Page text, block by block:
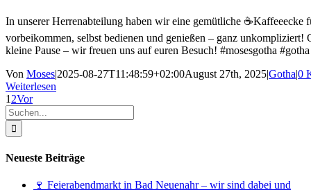
In unserer Herrenabteilung haben wir eine gemütliche ☕Kaffeeecke
vorbeikommen, selbst bedienen und genießen – ganz unkompliziert!
kleine Pause – wir freuen uns auf euren Besuch! #mosesgotha
Von Moses|2025-08-27T11:48:59+02:00August 27th, 2025|Gotha|0
Weiterlesen
1 2Vor
Suche
nach:
Neueste Beiträge
🍷 Feierabendmarkt in Bad Neuenahr – wir sind dabei und